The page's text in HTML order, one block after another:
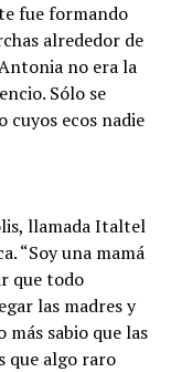
fue formando
alrededor de
no era la
Sólo se
cuyos ecos nadie
llamada Italtel
“Soy una mamá
que todo
las madres y
más sabio que las
que algo raro